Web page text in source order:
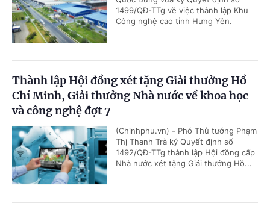
1499/QĐ-TTg về việc thành lập Khu
Công nghệ cao tỉnh Hưng Yên.
Thành lập Hội đồng xét tặng Giải thưởng Hồ
Chí Minh, Giải thưởng Nhà nước về khoa học
và công nghệ đợt 7
(Chinhphu.vn) - Phó Thủ tướng Phạm
Thị Thanh Trà ký Quyết định số
1492/QĐ-TTg thành lập Hội đồng cấp
Nhà nước xét tặng Giải thưởng Hồ...